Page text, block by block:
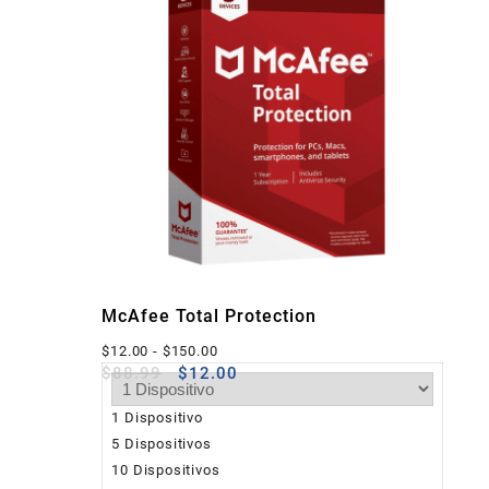
McAfee Total Protection
$12.00 - $150.00Rango
de
hasta
$88.99
El
precio
original
era:
$88.99.
$12.00El
1 Dispositivo
5 Dispositivos
10 Dispositivos